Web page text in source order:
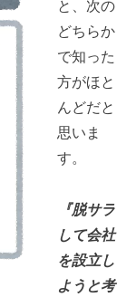
と、次の
どちらか
で知った
方がほと
んどだと
思いま
す。
『脱サラ
して会社
を設立し
ようと考